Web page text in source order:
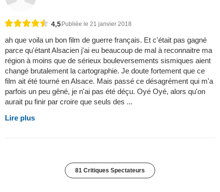
4,5 Publiée le 21 janvier 2018
ah que voila un bon film de guerre français. Et c'était pas gagné
parce qu'étant Alsacien j'ai eu beaucoup de mal à reconnaitre ma
région à moins que de sérieux bouleversements sismiques aient
changé brutalement la cartographie. Je doute fortement que ce
film ait été tourné en Alsace. Mais passé ce désagrément qui m'a
parfois un peu gêné, je n'ai pas été déçu. Oyé Oyé, alors qu'on
aurait pu finir par croire que seuls des ...
Lire plus
81 Critiques Spectateurs